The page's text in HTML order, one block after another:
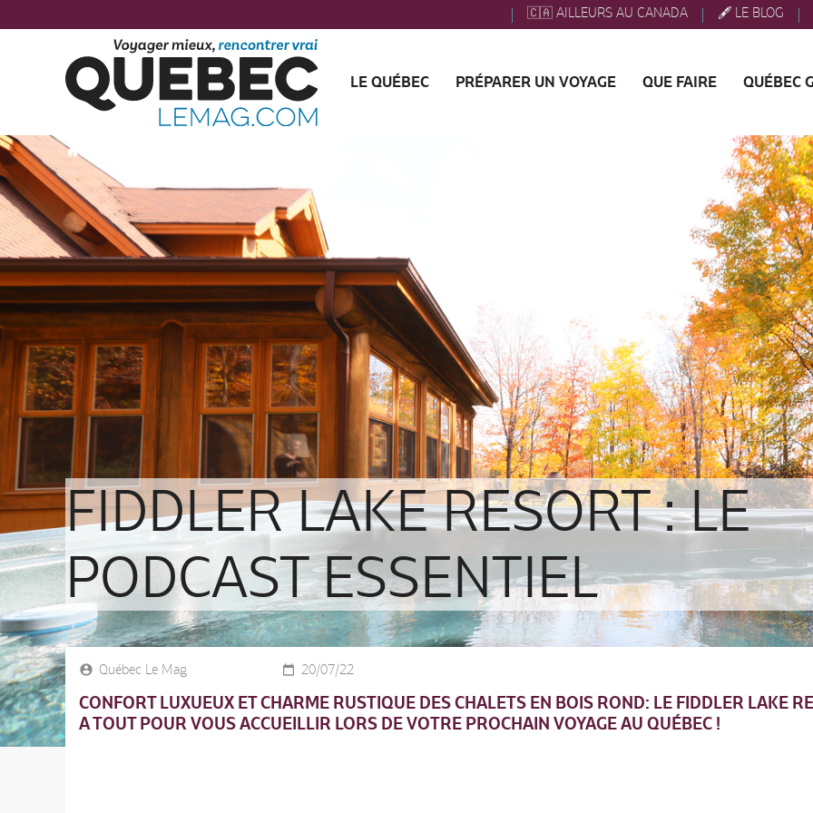
🇨🇦 AILLEURS AU CANADA 🖋️ LE BLOG
LE QUÉBEC PRÉPARER UN VOYAGE QUE FAIRE QUÉBEC
»
FIDDLER LAKE RESORT : LE
PODCAST ESSENTIEL
Québec Le Mag 20/07/22
CONFORT LUXUEUX ET CHARME RUSTIQUE DES CHALETS EN BOIS ROND: LE FIDDLER LAKE
A TOUT POUR VOUS ACCUEILLIR LORS DE VOTRE PROCHAIN VOYAGE AU QUÉBEC !